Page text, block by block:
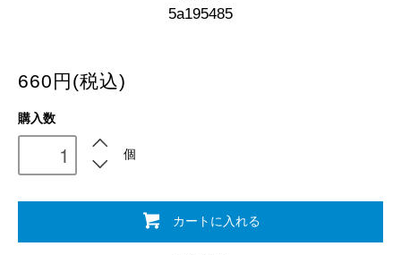
5a195485
660円(税込)
購入数
個
カートに入れる